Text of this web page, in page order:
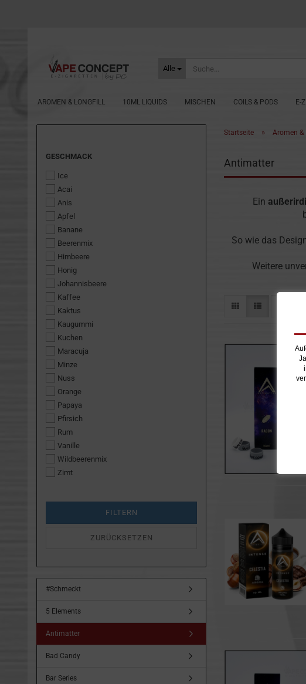
Alle
AROMEN & LONGFILL 10ML LIQUIDS MISCHEN COILS & PODS E-
Startseite » Aromen &
Antimatter
Ein
So wie das
Weitere
GESCHMACK
GESCHMACK
Ice
Acai
Anis
Apfel
Banane
Beerenmix
Himbeere
Honig
Johannisbeere
Kaffee
Kaktus
Kaugummi
Kuchen
Maracuja
Minze
Nuss
Orange
Papaya
Pfirsich
Rum
Vanille
Wildbeerenmix
Zimt
FILTERN
ZURÜCKSETZEN
#Schmeckt
5 Elements
Antimatter
Bad Candy
Bar Series